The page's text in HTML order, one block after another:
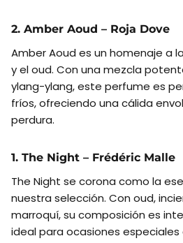
2. Amber Aoud – Roja Dove
Amber Aoud es un homenaje a
y el oud. Con una mezcla
ylang-ylang, este perfume es
fríos, ofreciendo una cálida
perdura.
1. The Night – Frédéric Malle
The Night se corona como la
nuestra selección. Con oud,
marroquí, su composición es
ideal para ocasiones